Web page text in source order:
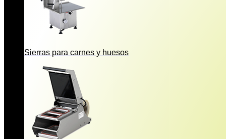
Sierras para carnes y huesos